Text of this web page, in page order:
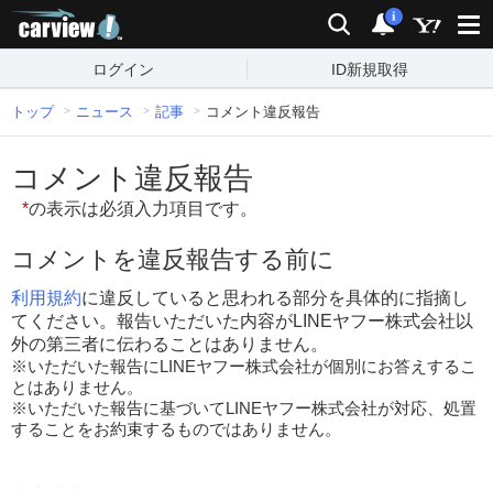
検索 通知
i
ログイン ID新規取得
トップ ニュース 記事 コメント違反報告
コメント違反報告
*の表示は必須入力項目です。
コメントを違反報告する前に
利用規約に違反していると思われる部分を具体的に指摘し
てください。報告いただいた内容がLINEヤフー株式会社以
外の第三者に伝わることはありません。
※いただいた報告にLINEヤフー株式会社が個別にお答えするこ
とはありません。
※いただいた報告に基づいてLINEヤフー株式会社が対応、処置
することをお約束するものではありません。